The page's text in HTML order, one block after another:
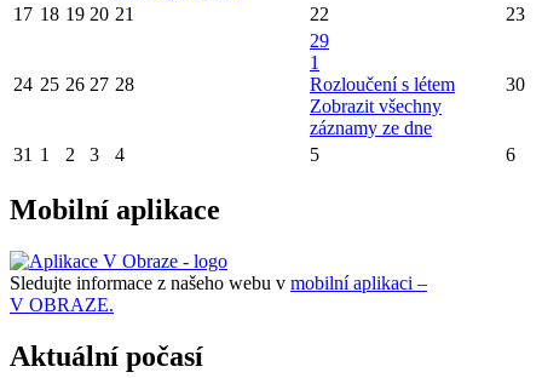
17 18 19 20 21 22 23
24 25 26 27 28
29
1
Rozloučení s létem
Zobrazit všechny
záznamy ze dne
30
31 1 2 3 4 5 6
Mobilní aplikace
Sledujte informace z našeho webu v mobilní aplikaci –
V OBRAZE.
Aktuální počasí